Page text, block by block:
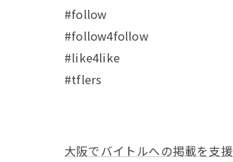
#follow
#follow4follow
#like4like
#tflers
大阪でバイトルへの掲載を支援